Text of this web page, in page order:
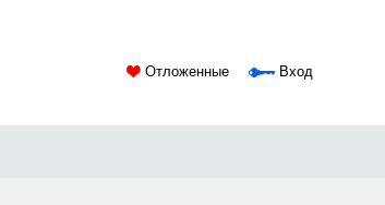
Отложенные Вход